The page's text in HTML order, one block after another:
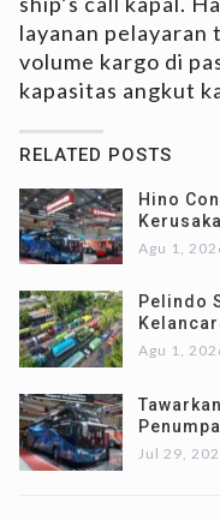
layanan pelayaran
volume kargo di
kapasitas angkut
RELATED POSTS
Hino
Agu 1,
Pelindo
Agu 1,
Jul 29,